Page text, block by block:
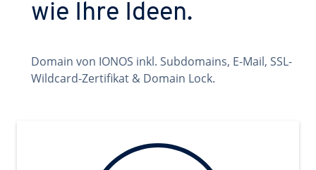
wie Ihre Ideen.
Domain von IONOS inkl. Subdomains, E-Mail, SSL-
Wildcard-Zertifikat & Domain Lock.